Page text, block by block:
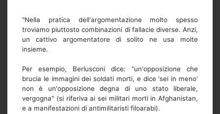
"Nella pratica dell'argomentazione molto spesso
troviamo piuttosto combinazioni di fallacie diverse. Anzi,
un cattivo argomentatore di solito ne usa molte
insieme.
Per esempio, Berlusconi dice: “un'opposizione che
brucia le immagini dei soldati morti, e dice 'sei in meno'
non è un'opposizione degna di uno stato liberale,
vergogna" (si riferiva ai sei militari morti in Afghanistan,
e a manifestazioni di antimilitaristi filoarabi).